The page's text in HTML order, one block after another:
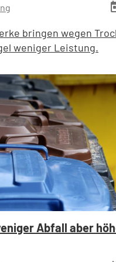
bringen wegen
weniger Leistung.
Abfall aber